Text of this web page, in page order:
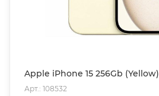
Apple iPhone 15 256Gb (Yellow)
Арт.: 108532